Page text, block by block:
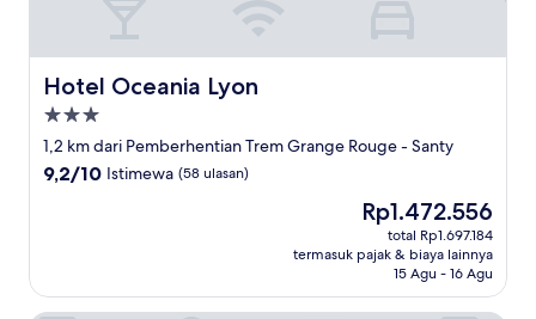
Hotel Oceania Lyon
Hotel Oceania Lyon
Properti
bintang
3.0
1,2 km dari Pemberhentian Trem Grange Rouge - Santy
9.2
9,2/10 Istimewa (58 ulasan)
Harga
sekarang
Rp1.472.556
Rp1.472.556
total Rp1.697.184
termasuk pajak & biaya lainnya
15 Agu - 16 Agu